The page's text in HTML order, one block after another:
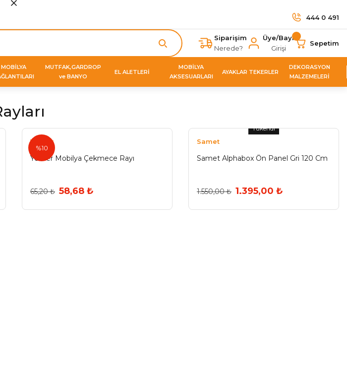
444 0 491
Siparişim
Nerede?
Üye/Bayi
Girişi
Sepetim
MOBİLYA
MUTFAK,GARDROP
ve BANYO
EL ALETLERİ
MOBİLYA
AKSESUARLARI
AYAKLAR TEKERLER
DEKORASYON
MALZEMELERİ
%10
Yeniler
Yeniler Mobilya Çekmece Rayı
65,20 ₺ 58,68 ₺
Tükendi
Samet
Samet Alphabox Ön Panel Gri 120 Cm
1.550,00 ₺ 1.395,00 ₺